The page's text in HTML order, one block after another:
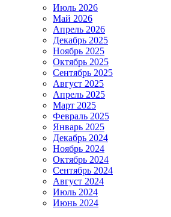
Июль 2026
Май 2026
Апрель 2026
Декабрь 2025
Ноябрь 2025
Октябрь 2025
Сентябрь 2025
Август 2025
Апрель 2025
Март 2025
Февраль 2025
Январь 2025
Декабрь 2024
Ноябрь 2024
Октябрь 2024
Сентябрь 2024
Август 2024
Июль 2024
Июнь 2024